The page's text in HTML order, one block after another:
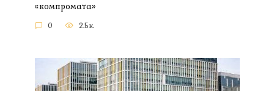
«компромата»
0 2.5к.